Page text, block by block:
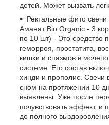
детей. Может вызвать
Ректальные фито свечи
Аманат Bio Organic - 3
по 10 шт) - Это средство
геморроя, простатита,
кишки и спазмов в
системе. Его состав
хинди и прополис. Свечи
сном на протяжении 10
выявлены. Уже после
почувствовать эффект, и
до полного